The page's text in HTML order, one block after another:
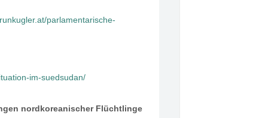
parlamentarische-
im-suedsudan/
nordkoreanischer Flüchtlinge